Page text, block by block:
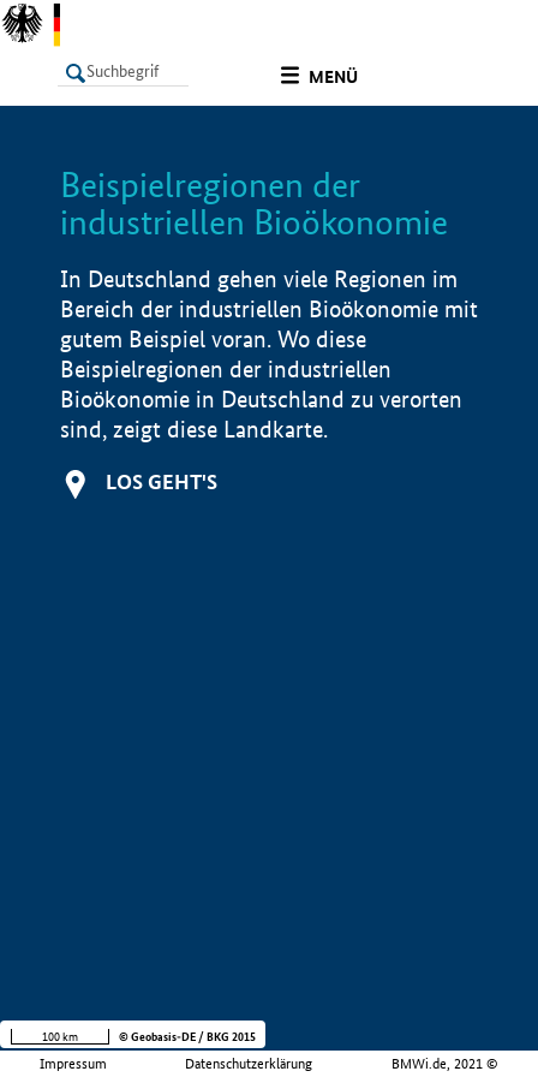
MENÜ
LISTE
Beispielregionen der
industriellen Bioökonomie
In Deutschland gehen viele Regionen im
Bereich der industriellen Bioökonomie mit
gutem Beispiel voran. Wo diese
Beispielregionen der industriellen
Bioökonomie in Deutschland zu verorten
sind, zeigt diese Landkarte.
LOS GEHT'S
Impressum Datenschutzerklärung BMWi.de, 2021 ©
100 km © Geobasis-DE / BKG 2015